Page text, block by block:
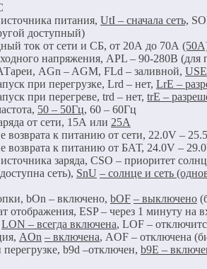
питания, UtI – сначала сеть,
доступный)
ток от сети и СБ, от 20А до 70А
напряжения, APL – 90-280В (для
AGn – AGM, FLd – заливной, USE
при перегрузке, Lrd – нет, LrE –
при перегреве, trd – нет, trE –
50 – 50Гц, 60 – 60Гц
от сети, 15А или 25А
возврата к питанию от сети, 22.0V –
возврата к питанию от БАТ, 24.0V –
заряда, CSO – приоритет
сеть), SnU – солнце и сеть
bOn – включено, bOF – выключено
отображения, ESP – через 1 минуту
LON – всегда включена, LOF –
AOn – включена, AOF – отключена
b9d –отключен, b9E –